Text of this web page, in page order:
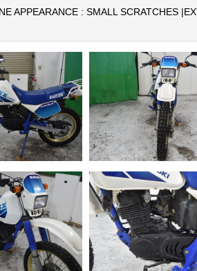
APPEARANCE : SMALL SCRATCHES |